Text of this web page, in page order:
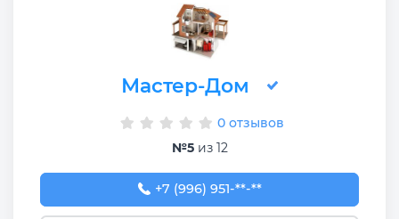
Мастер-Дом
0 отзывов
№5из 12
+7 (996) 951-14-42
+7 (996) 951-**-**